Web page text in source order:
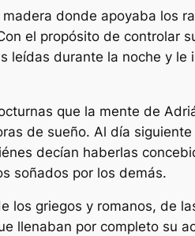
donde apoyaba los
el propósito de controlar
leídas durante la noche y
que la mente de
de sueño. Al día
decían haberlas
soñados por los demás.
griegos y romanos, de
llenaban por completo su